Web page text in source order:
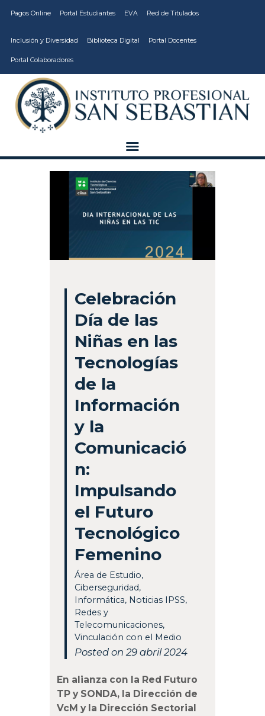
Pagos Online Portal Estudiantes EVA Red de Titulados
Inclusión y Diversidad Biblioteca Digital Portal Docentes
Portal Colaboradores
CARRERAS
VIDA ESTUDIANTIL
INSTITUCIÓN
VCM
EDUCACIÓN
CONTINUA
Celebración
Día de las
Niñas en las
Tecnologías
de la
Información
y la
Comunicació
n:
Impulsando
el Futuro
Tecnológico
Femenino
Área de Estudio,
Ciberseguridad,
Informática, Noticias IPSS,
Redes y
Telecomunicaciones,
Vinculación con el Medio
Posted on 29 abril 2024
En alianza con la Red Futuro
TP y SONDA, la Dirección de
VcM y la Dirección Sectorial